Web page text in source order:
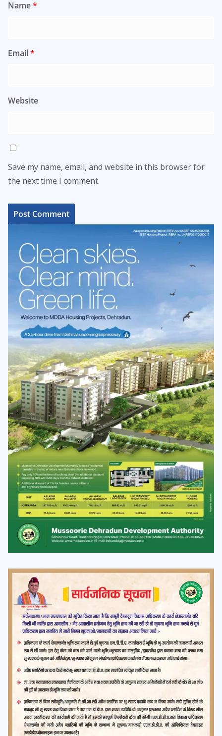
Name*
Email*
Website
Save my name, email, and website in this browser for
the next time I comment.